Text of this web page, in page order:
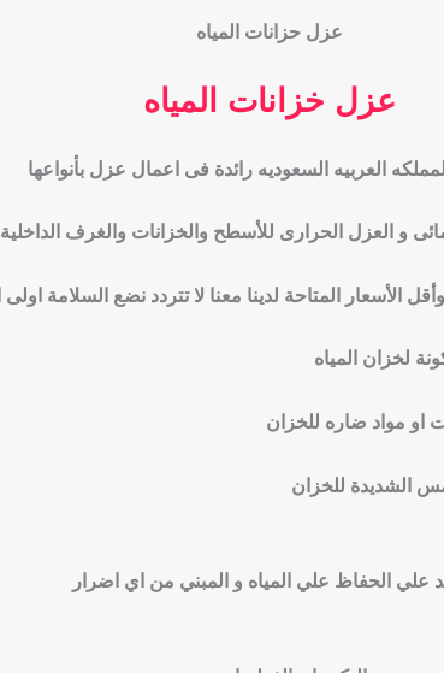
عزل حزانات المياه
عزل خزانات المياه
العربيه السعوديه رائدة فى اعمال عزل بأنواعها
و العزل الحرارى للأسطح والخزانات والغرف الداخلية
المتاحة لدينا معنا لا تتردد نضع السلامة اولى
لخزان المياه
او مواد ضاره للخزان
الشديدة للخزان
الحفاظ علي المياه و المبني من اي اضرار